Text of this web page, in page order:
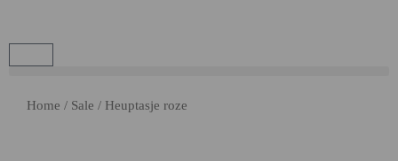
Home / Sale / Heuptasje roze